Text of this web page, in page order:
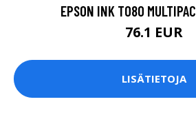
EPSON INK T080
76.1 EUR
LISÄTIETOJA